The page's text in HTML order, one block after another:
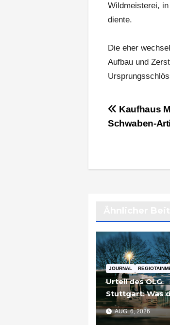
Wildmeisterei,
diente.
Die eher
Aufbau und
Kaufhaus
Schwaben-
JOURNAL
Urteil des OLG
Stuttgart: Was
Fall um die
Umgehung von
AUG. 6, 2026